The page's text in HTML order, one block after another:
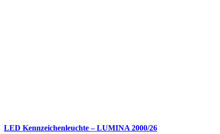
LED Kennzeichenleuchte – LUMINA 2000/26